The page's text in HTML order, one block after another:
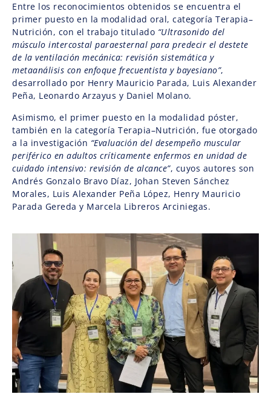
Entre los reconocimientos obtenidos se encuentra el
primer puesto en la modalidad oral, categoría Terapia–
Nutrición, con el trabajo titulado “Ultrasonido del
músculo intercostal paraesternal para predecir el destete
de la ventilación mecánica: revisión sistemática y
metaanálisis con enfoque frecuentista y bayesiano”,
desarrollado por Henry Mauricio Parada, Luis Alexander
Peña, Leonardo Arzayus y Daniel Molano.
Asimismo, el primer puesto en la modalidad póster,
también en la categoría Terapia–Nutrición, fue otorgado
a la investigación “Evaluación del desempeño muscular
periférico en adultos críticamente enfermos en unidad de
cuidado intensivo: revisión de alcance”, cuyos autores son
Andrés Gonzalo Bravo Díaz, Johan Steven Sánchez
Morales, Luis Alexander Peña López, Henry Mauricio
Parada Gereda y Marcela Libreros Arciniegas.